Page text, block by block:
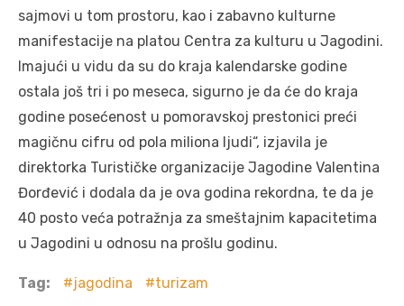
sajmovi u tom prostoru, kao i zabavno kulturne
manifestacije na platou Centra za kulturu u Jagodini.
Imajući u vidu da su do kraja kalendarske godine
ostala još tri i po meseca, sigurno je da će do kraja
godine posećenost u pomoravskoj prestonici preći
magičnu cifru od pola miliona ljudi“, izjavila je
direktorka Turističke organizacije Jagodine Valentina
Đorđević i dodala da je ova godina rekordna, te da je
40 posto veća potražnja za smeštajnim kapacitetima
u Jagodini u odnosu na prošlu godinu.
Tag: jagodina turizam